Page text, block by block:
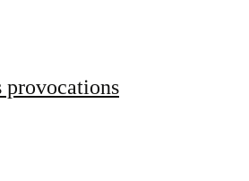
provocations